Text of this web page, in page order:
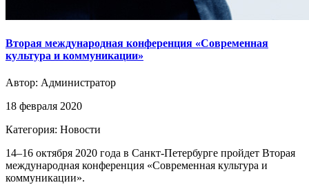
Вторая международная конференция «Современная
культура и коммуникации»
Автор: Администратор
18 февраля 2020
Категория: Новости
14–16 октября 2020 года в Санкт-Петербурге пройдет Вторая
международная конференция «Современная культура и
коммуникации».